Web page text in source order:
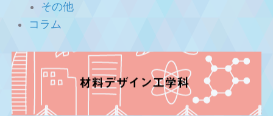
その他
コラム